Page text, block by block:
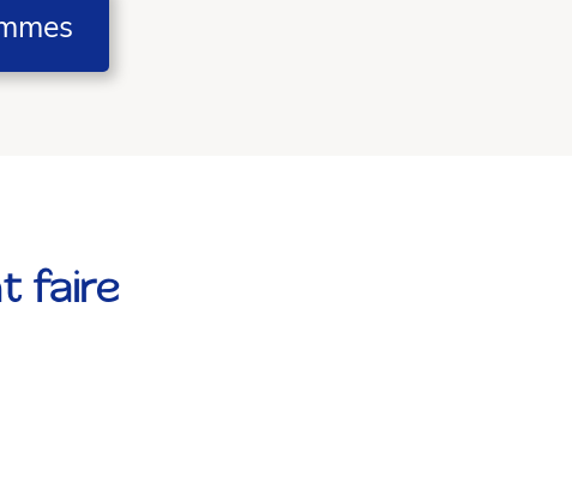
faire